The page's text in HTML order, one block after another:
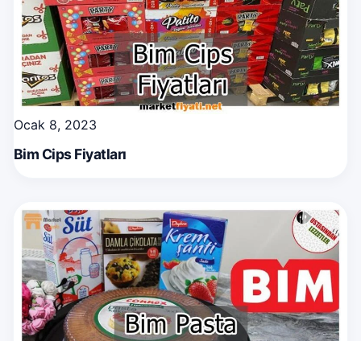
Ocak 8, 2023
Bim Cips Fiyatları